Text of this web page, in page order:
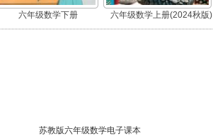
六年级数学下册 六年级数学上册(2024秋版)
苏教版六年级数学电子课本